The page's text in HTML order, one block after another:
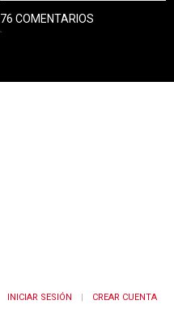
76 COMENTARIOS
INICIAR SESIÓN CREAR CUENTA